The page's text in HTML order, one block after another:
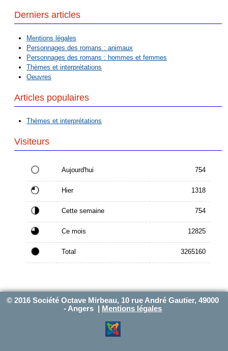
Derniers articles
Mentions légales
Personnages des romans : animaux
Personnages des romans : hommes et femmes
Thèmes et interprétations
Oeuvres
Articles populaires
Thèmes et interprétations
Visiteurs
Aujourd'hui 754
Hier 1318
Cette semaine 754
Ce mois 12825
Total 3265160
© 2016 Société Octave Mirbeau, 10 rue André Gautier, 49000
- Angers |
Mentions légales